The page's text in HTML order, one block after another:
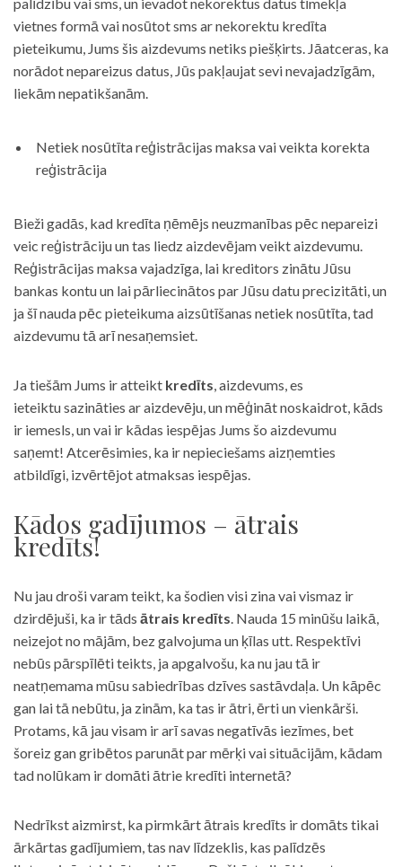
vietnes formā vai nosūtot sms ar nekorektu kredīta
pieteikumu, Jums šis aizdevums netiks piešķirts. Jāatceras, ka
norādot nepareizus datus, Jūs pakļaujat sevi nevajadzīgām,
liekām nepatikšanām.
Netiek nosūtīta reģistrācijas maksa vai veikta korekta
reģistrācija
Bieži gadās, kad kredīta ņēmējs neuzmanības pēc nepareizi
veic reģistrāciju un tas liedz aizdevējam veikt aizdevumu.
Reģistrācijas maksa vajadzīga, lai kreditors zinātu Jūsu
bankas kontu un lai pārliecinātos par Jūsu datu precizitāti, un
ja šī nauda pēc pieteikuma aizsūtīšanas netiek nosūtīta, tad
aizdevumu tā arī nesaņemsiet.
Ja tiešām Jums ir atteikt kredīts, aizdevums, es
ieteiktu sazināties ar aizdevēju, un mēģināt noskaidrot, kāds
ir iemesls, un vai ir kādas iespējas Jums šo aizdevumu
saņemt! Atcerēsimies, ka ir nepieciešams aizņemties
atbildīgi, izvērtējot atmaksas iespējas.
Kādos gadījumos – ātrais
kredīts!
Nu jau droši varam teikt, ka šodien visi zina vai vismaz ir
dzirdējuši, ka ir tāds ātrais kredīts. Nauda 15 minūšu laikā,
neizejot no mājām, bez galvojuma un ķīlas utt. Respektīvi
nebūs pārspīlēti teikts, ja apgalvošu, ka nu jau tā ir
neatņemama mūsu sabiedrības dzīves sastāvdaļa. Un kāpēc
gan lai tā nebūtu, ja zinām, ka tas ir ātri, ērti un vienkārši.
Protams, kā jau visam ir arī savas negatīvās iezīmes, bet
šoreiz gan gribētos parunāt par mērķi vai situācijām, kādam
tad nolūkam ir domāti ātrie kredīti internetā?
Nedrīkst aizmirst, ka pirmkārt ātrais kredīts ir domāts tikai
ārkārtas gadījumiem, tas nav līdzeklis, kas palīdzēs